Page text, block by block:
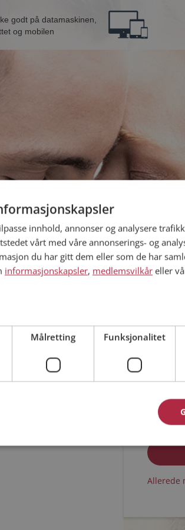
godt på datamaskinen,
og mobilen
Jeg er en:
Jeg
Jeg
Allerede
innhold, annonser og analysere
vårt med våre annonserings- og
du har gitt dem eller som de har
informasjonskapsler, medlemsvilkår eller
Målretting Funksjonalitet